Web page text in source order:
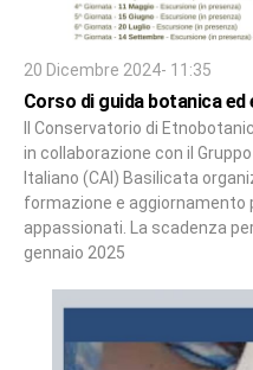
20 Dicembre 2024- 11:35
Corso di guida botanica
Il Conservatorio di
in collaborazione con il
Italiano (CAI) Basilicata
formazione e aggiornamento
appassionati. La scadenza
gennaio 2025